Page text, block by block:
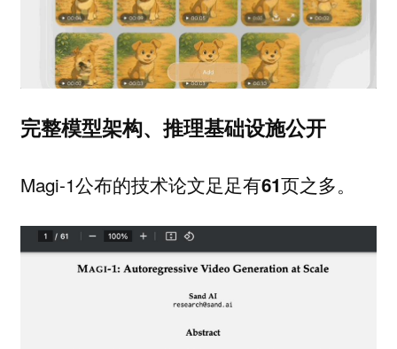
完整模型架构、推理基础设施公开
Magi-1公布的技术论文足足有61页之多。